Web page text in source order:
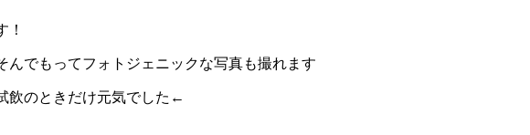
！
でもってフォトジェニックな写真も撮れます
飲のときだけ元気でした←